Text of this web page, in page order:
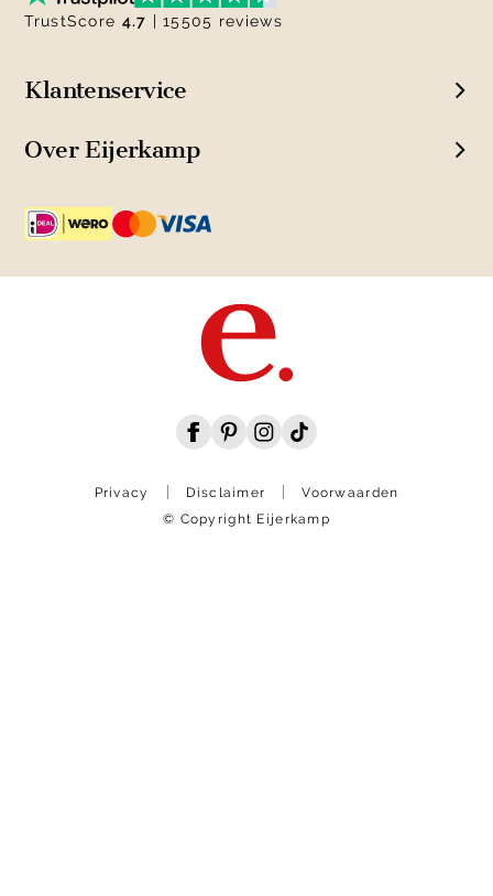
Klantenservice
Over Eijerkamp
TrustScore 4.7 | 15505 reviews
Privacy Disclaimer
Voorwaarden
© Copyright Eijerkamp